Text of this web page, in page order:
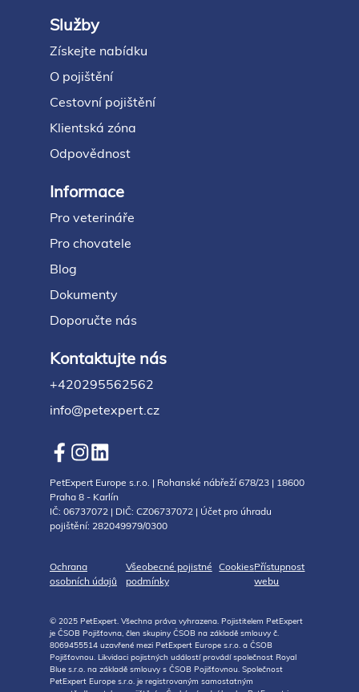
Footer
Služby
Získejte nabídku
O pojištění
Cestovní pojištění
Klientská zóna
Odpovědnost
Informace
Pro veterináře
Pro chovatele
Blog
Dokumenty
Doporučte nás
Kontaktujte nás
+420295562562
info@petexpert.cz
PetExpert Europe s.r.o. | Rohanské nábřeží 678/23 | 18600
Praha 8 - Karlín
IČ: 06737072 | DIČ: CZ06737072 | Účet pro úhradu
pojištění: 282049979/0300
Ochrana
osobních údajů
Všeobecné pojistné
podmínky
CookiesPřístupnost
webu
© 2025 PetExpert. Všechna práva vyhrazena. Pojistitelem PetExpert
je ČSOB Pojišťovna, člen skupiny ČSOB na základě smlouvy č.
8069455514 uzavřené mezi PetExpert Europe s.r.o. a ČSOB
Pojišťovnou. Likvidaci pojistných událostí provádí společnost Royal
Blue s.r.o. na základě smlouvy s ČSOB Pojišťovnou. Společnost
PetExpert Europe s.r.o. je registrovaným samostatným